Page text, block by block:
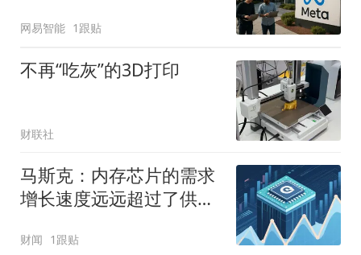
网易智能 1跟贴
不再“吃灰”的3D打印
财联社
马斯克：内存芯片的需求
增长速度远远超过了供应
财闻 1跟贴